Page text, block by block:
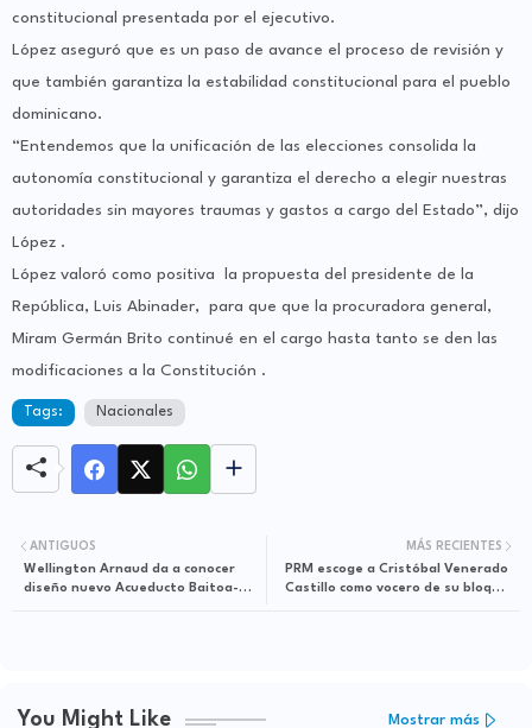
constitucional presentada por el ejecutivo.
López aseguró que es un paso de avance el proceso de revisión y
que también garantiza la estabilidad constitucional para el pueblo
dominicano.
“Entendemos que la unificación de las elecciones consolida la
autonomía constitucional y garantiza el derecho a elegir nuestras
autoridades sin mayores traumas y gastos a cargo del Estado”, dijo
López .
López valoró como positiva la propuesta del presidente de la
República, Luis Abinader, para que que la procuradora general,
Miram Germán Brito continué en el cargo hasta tanto se den las
modificaciones a la Constitución .
Tags: Nacionales
MÁS RECIENTES
PRM escoge a Cristóbal Venerado
Castillo como vocero de su bloque
ANTIGUOS
Wellington Arnaud da a conocer
diseño nuevo Acueducto Baitoa-
You Might Like Mostrar más